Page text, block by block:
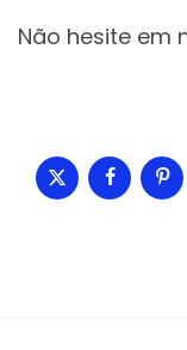
Não hesite em